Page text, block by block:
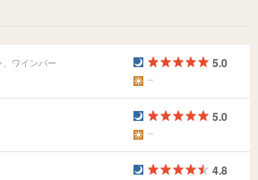
ワインバー 5.0
5.0
4.8